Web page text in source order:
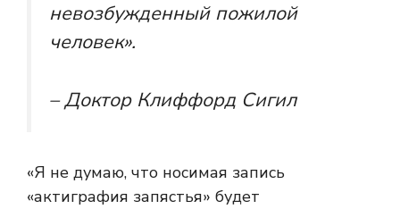
невозбужденный пожилой
человек».
– Доктор Клиффорд Сигил
«Я не думаю, что носимая запись
«актиграфия запястья» будет